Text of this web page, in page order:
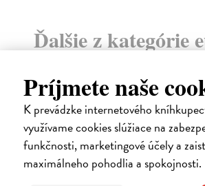
Príjmete naše
K prevádzke internetového
využívame cookies slúžiace na
funkčnosti, marketingové účely a
maximálneho pohodlia a spokojnosti.
Ďalšie z kategórie